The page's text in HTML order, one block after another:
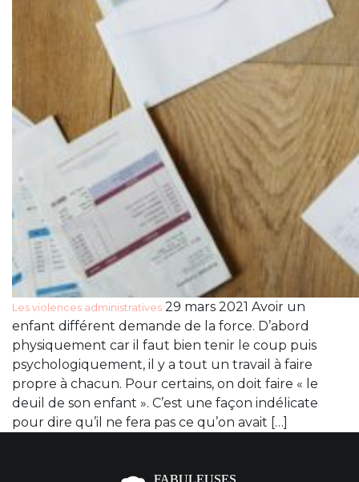
Les violences administratives 29 mars 2021 Avoir un
enfant différent demande de la force. D’abord
physiquement car il faut bien tenir le coup puis
psychologiquement, il y a tout un travail à faire
propre à chacun. Pour certains, on doit faire « le
deuil de son enfant ». C’est une façon indélicate
pour dire qu’il ne fera pas ce qu’on avait […]